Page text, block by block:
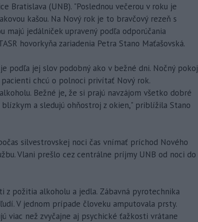
Bratislava (UNB). "Poslednou večerou v roku je
kašou. Na Nový rok je to bravčový rezeň s
majú jedálniček upravený podľa odporúčania
hovorkyňa zariadenia Petra Stano Maťašovská.
podľa jej slov podobný ako v bežné dni. Nočný pokoj
chcú o polnoci privítať Nový rok.
Bežné je, že si prajú navzájom všetko dobré
a sledujú ohňostroj z okien," priblížila Stano
silvestrovskej noci čas vnímať príchod Nového
Vlani prešlo cez centrálne príjmy UNB od noci do
z požitia alkoholu a jedla. Zábavná pyrotechnika
V jednom prípade človeku amputovala prsty.
viac než zvyčajne aj psychické ťažkosti vrátane